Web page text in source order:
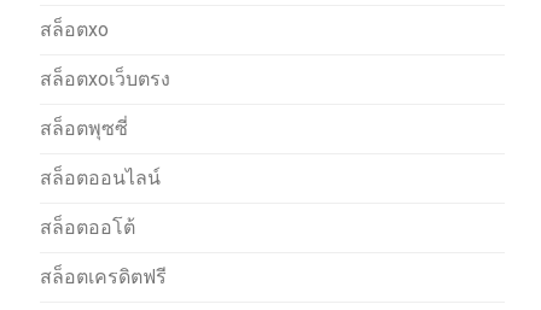
สล็อตxo
สล็อตxoเว็บตรง
สล็อตพุซซี่
สล็อตออนไลน์
สล็อตออโต้
สล็อตเครดิตฟรี